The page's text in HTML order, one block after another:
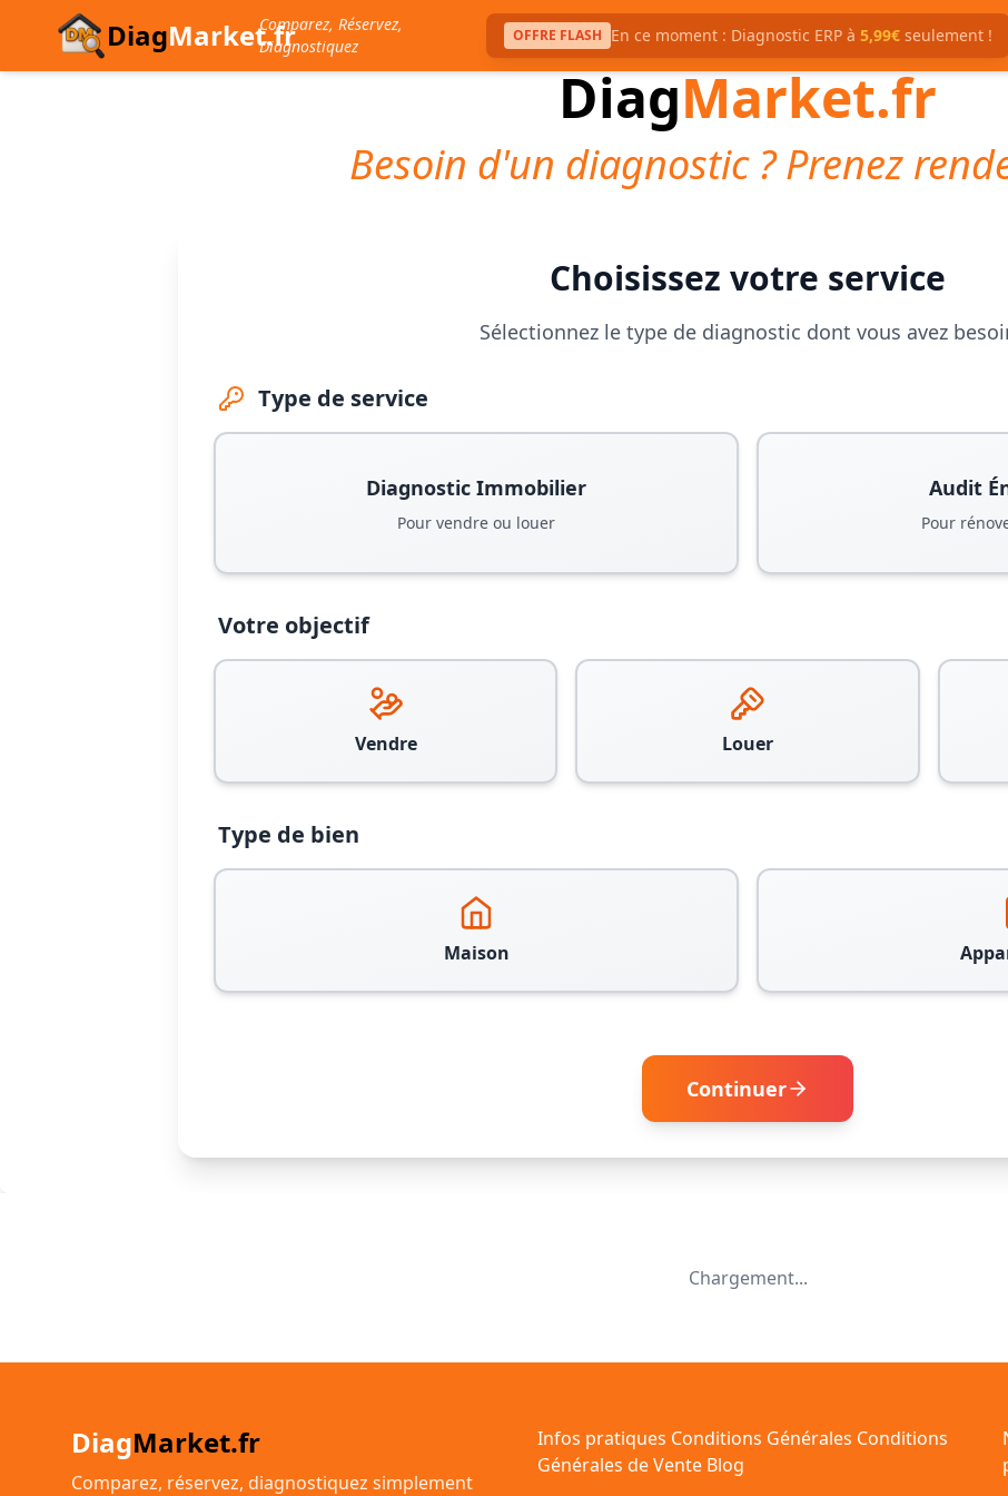
DiagMarket.frComparez, Réservez,
Diagnostiquez
OFFRE FLASH En ce moment : Diagnostic ERP à 5,99€seulement !
DiagMarket.fr
Besoin d'un diagnostic ? Prenez
Choisissez votre service
Sélectionnez le type de diagnostic dont vous avez
Type de service
Diagnostic Immobilier
Pour vendre ou louer
Audit
Pour
Votre objectif
Vendre Louer
Type de bien
Maison
Continuer
Chargement...
DiagMarket.fr
Comparez, réservez, diagnostiquez simplement
Infos pratiques Conditions Générales Conditions
Générales de Vente Blog